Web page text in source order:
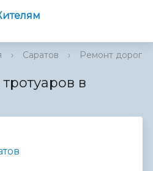
› Саратов › Ремонт дорог и
в